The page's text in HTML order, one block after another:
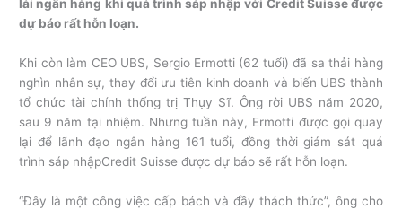
lái ngân hàng khi quá trình sáp nhập với Credit Suisse được
dự báo rất hỗn loạn.
Khi còn làm CEO UBS, Sergio Ermotti (62 tuổi) đã sa thải hàng
nghìn nhân sự, thay đổi ưu tiên kinh doanh và biến UBS thành
tổ chức tài chính thống trị Thụy Sĩ. Ông rời UBS năm 2020,
sau 9 năm tại nhiệm. Nhưng tuần này, Ermotti được gọi quay
lại để lãnh đạo ngân hàng 161 tuổi, đồng thời giám sát quá
trình sáp nhậpCredit Suisse được dự báo sẽ rất hỗn loạn.
“Đây là một công việc cấp bách và đầy thách thức”, ông cho